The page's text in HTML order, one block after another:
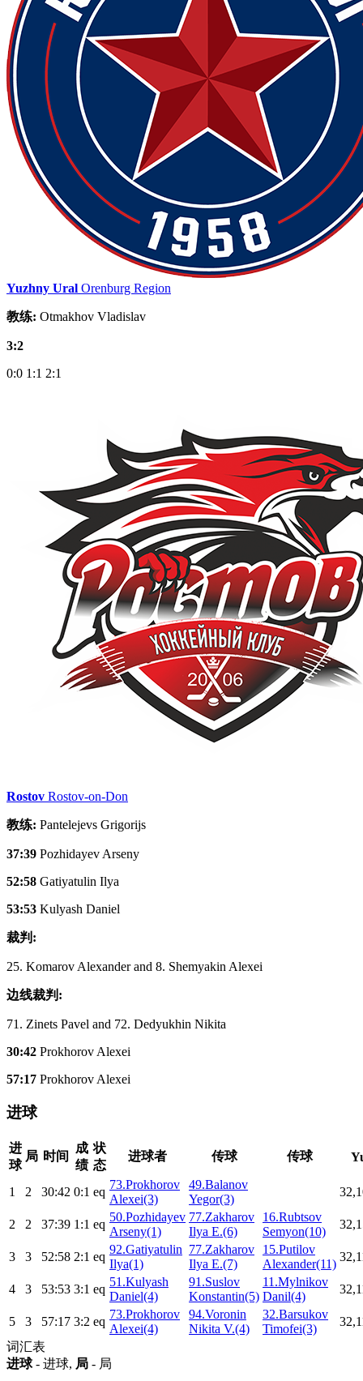
Yuzhny Ural Orenburg Region
教练: Otmakhov Vladislav
3:2
0:0 1:1 2:1
Rostov Rostov-on-Don
教练: Pantelejevs Grigorijs
37:39 Pozhidayev Arseny
52:58 Gatiyatulin Ilya
53:53 Kulyash Daniel
裁判:
25. Komarov Alexander and 8. Shemyakin Alexei
边线裁判:
71. Zinets Pavel and 72. Dedyukhin Nikita
30:42 Prokhorov Alexei
57:17 Prokhorov Alexei
进球
进
球
局 时间
成
绩
状
态
进球者 传球 传球
1 2 30:42 0:1 eq
73.Prokhorov
Alexei(3)
49.Balanov
Yegor(3)
2 2 37:39 1:1 eq
50.Pozhidayev
Arseny(1)
77.Zakharov
Ilya E.(6)
16.Rubtsov
Semyon(10)
3 3 52:58 2:1 eq
92.Gatiyatulin
Ilya(1)
77.Zakharov
Ilya E.(7)
15.Putilov
Alexander(11)
4 3 53:53 3:1 eq
51.Kulyash
Daniel(4)
91.Suslov
Konstantin(5)
11.Mylnikov
Danil(4)
5 3 57:17 3:2 eq
73.Prokhorov
Alexei(4)
94.Voronin
Nikita V.(4)
32.Barsukov
Timofei(3)
词汇表
进球- 进球, 局 - 局